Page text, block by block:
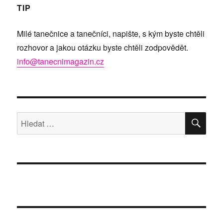
TIP
Milé tanečnice a tanečníci, napište, s kým byste chtěli
rozhovor a jakou otázku byste chtěli zodpovědět.
info@tanecnimagazin.cz
Hledat: